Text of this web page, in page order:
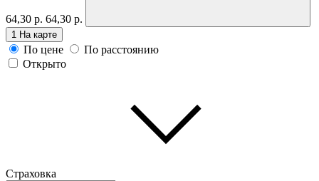
64,30 р. 64,30 р.
1 На карте
По цене
По расстоянию
Открыто
Страховка